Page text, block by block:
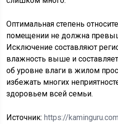
Оптимальная степень
помещении не должна
Исключение составляют
влажность выше и
об уровне влаги в жилом
избежать многих
здоровьем всей семьи.
Источник:https://